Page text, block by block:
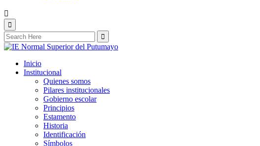
Inicio
Institucional
Quienes somos
Pilares institucionales
Gobierno escolar
Principios
Estamento
Historia
Identificación
Símbolos